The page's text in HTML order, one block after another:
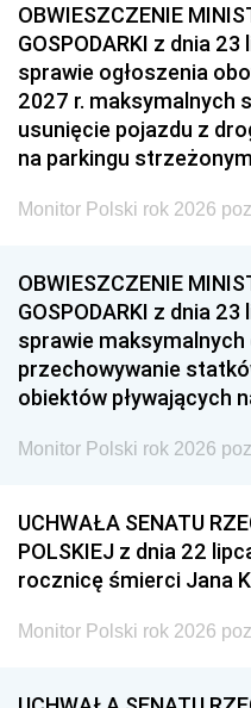
OBWIESZCZENIE
GOSPODARKI z dnia
sprawie ogłoszenia
2027 r. maksymalnych
usunięcie pojazdu z
na parkingu strzeżonym
Monitor Polski rok 2026
OBWIESZCZENIE
GOSPODARKI z dnia
sprawie maksymalnych
przechowywanie
obiektów pływających
Monitor Polski rok 2026
UCHWAŁA SENATU
POLSKIEJ z dnia 22
rocznicę śmierci Jana
Monitor Polski rok 2026